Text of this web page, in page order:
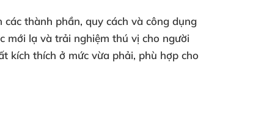
thành phần, quy cách và công dụng
mới lạ và trải nghiệm thú vị cho người
kích thích ở mức vừa phải, phù hợp cho